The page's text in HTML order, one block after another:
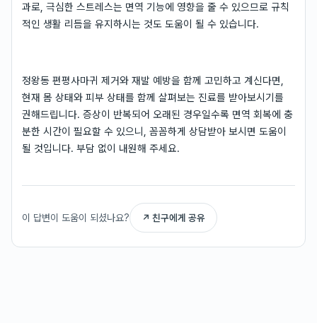
과로, 극심한 스트레스는 면역 기능에 영향을 줄 수 있으므로 규칙
적인 생활 리듬을 유지하시는 것도 도움이 될 수 있습니다.
정왕동 편평사마귀 제거와 재발 예방을 함께 고민하고 계신다면,
현재 몸 상태와 피부 상태를 함께 살펴보는 진료를 받아보시기를
권해드립니다. 증상이 반복되어 오래된 경우일수록 면역 회복에 충
분한 시간이 필요할 수 있으니, 꼼꼼하게 상담받아 보시면 도움이
될 것입니다. 부담 없이 내원해 주세요.
이 답변이 도움이 되셨나요? ↗ 친구에게 공유